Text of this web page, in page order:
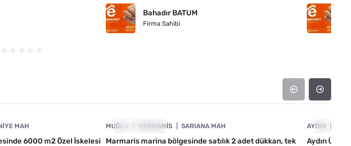
Bahadır BATUM
Firma Sahibi
MAH
6000 m2 Özel İskelesi
FIYATI DÜŞTÜ
MUĞLA MARMARIS SARIANA MAH
Marmaris marina bölgesinde satılık 2 adet dükkan, tek
FIYATI
AYDIN
Aydın